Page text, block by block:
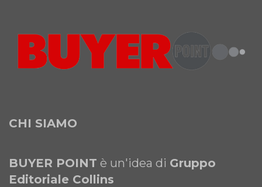
CHI SIAMO
BUYER POINT è un'idea di Gruppo
Editoriale Collins